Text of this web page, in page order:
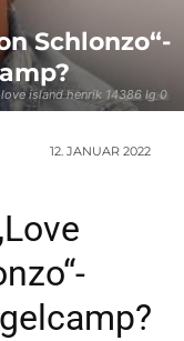
love island henrik 14386 lg 0
Schlonzo“-
12. JANUAR 2022